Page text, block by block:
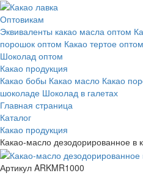
Оптовикам
Эквиваленты какао масла оптом
порошок оптом Какао тертое оптом
Шоколад оптом
Какао продукция
Какао бобы Какао масло Какао
шоколаде Шоколад в галетах
Главная страница
Каталог
Какао продукция
Какао-масло дезодорированное в
Артикул ARKMR1000